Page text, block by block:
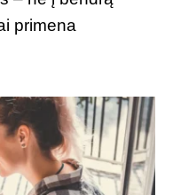
primena